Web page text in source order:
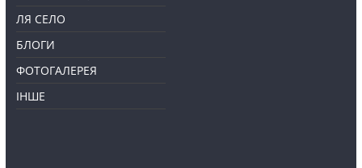
ЛЯ СЕЛО
БЛОГИ
ФОТОГАЛЕРЕЯ
ІНШЕ